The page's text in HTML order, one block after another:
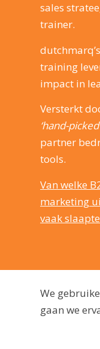
sales
trainer.
training
impact in
Versterkt
‘hand-picked’
partner
tools.
Van welke
marketing
vaak
We
gaan we